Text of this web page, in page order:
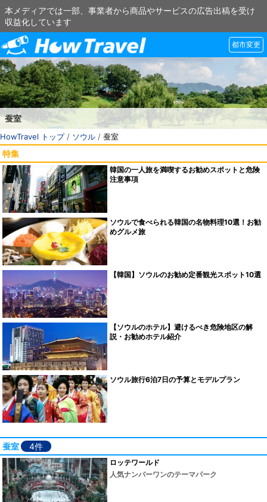
本メディアでは一部、事業者から商品やサービスの広告出稿を受け
収益化しています
都市変更
蚕室
HowTravel トップ/ ソウル / 蚕室
特集
韓国の一人旅を満喫するお勧めスポットと危険
注意事項
ソウルで食べられる韓国の名物料理10選！お勧
めグルメ旅
【韓国】ソウルのお勧め定番観光スポット10選
【ソウルのホテル】避けるべき危険地区の解
説・お勧めホテル紹介
ソウル旅行6泊7日の予算とモデルプラン
蚕室 4件
ロッテワールド
人気ナンバーワンのテーマパーク